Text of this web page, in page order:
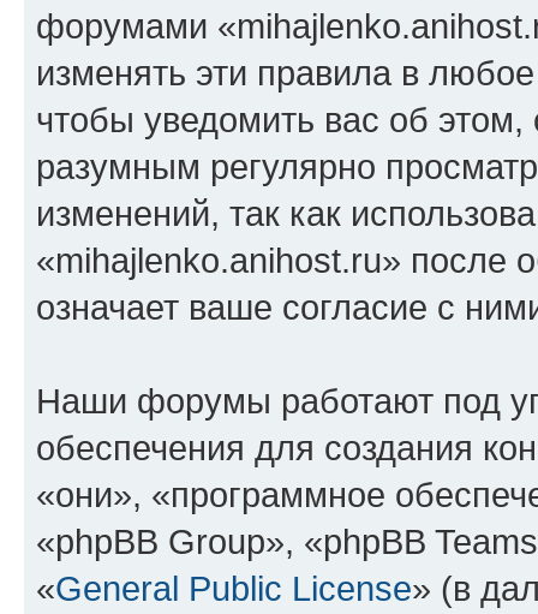
форумами
изменять эти правила в
чтобы уведомить вас об
разумным регулярно
изменений, так как
«mihajlenko.anihost.ru» после
означает ваше согласие с
Наши форумы работают под
обеспечения для создания
«они», «программное
«phpBB Group», «phpBB
«General Public License» (в